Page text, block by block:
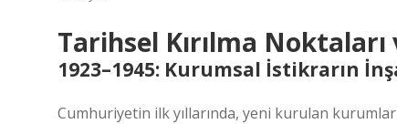
Tarihsel Kırılma
1923–1945: Kurumsal İstikrarın
Cumhuriyetin ilk yıllarında, yeni kurulan